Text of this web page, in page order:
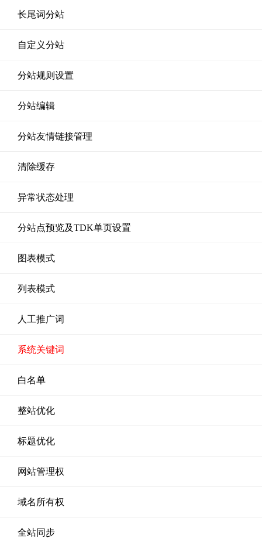
长尾词分站
自定义分站
分站规则设置
分站编辑
分站友情链接管理
清除缓存
异常状态处理
分站点预览及TDK单页设置
图表模式
列表模式
人工推广词
系统关键词
白名单
整站优化
标题优化
网站管理权
域名所有权
全站同步